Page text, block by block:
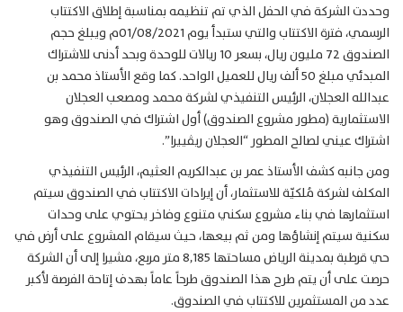
وحددت الشركة في الحفل الذي تم تنظيمه بمناسبة إطلاق الاكتتاب
الرسمي، فترة الاكتتاب والتي ستبدأ يوم 01/08/2021م ويبلغ حجم
الصندوق 72 مليون ريال، بسعر 10 ريالات للوحدة وبحد أدنى للاشتراك
المبدئي مبلغ 50 ألف ريال للعميل الواحد. كما وقع الأستاذ محمد بن
عبدالله العجلان، الرئيس التنفيذي لشركة محمد ومصعب العجلان
الاستثمارية (مطور مشروع الصندوق) أول اشتراك في الصندوق وهو
اشتراك عيني لصالح المطور “العجلان ريڤييرا”.
ومن جانبه كشف الأستاذ عمر بن عبدالكريم العثيم، الرئيس التنفيذي
المكلف لشركة مُلكيّة للاستثمار، أن إيرادات الاكتتاب في الصندوق سيتم
استثمارها في بناء مشروع سكني متنوع وفاخر يحتوي على وحدات
سكنية سيتم إنشاؤها ومن ثم بيعها، حيث سيقام المشروع على أرض في
حي قرطبة بمدينة الرياض مساحتها 8,185 متر مربع، مشيرا إلى أن الشركة
حرصت على أن يتم طرح هذا الصندوق طرحاً عاماً بهدف إتاحة الفرصة لأكبر
عدد من المستثمرين للاكتتاب في الصندوق.